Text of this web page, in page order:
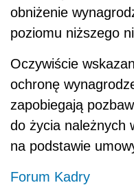
obniżenie
poziomu niższego
Oczywiście
ochronę
zapobiegają
do życia należnych
na podstawie
Forum Kadry